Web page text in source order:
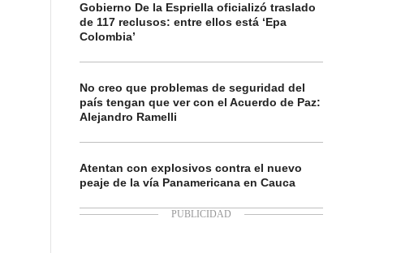
Gobierno De la Espriella oficializó traslado
de 117 reclusos: entre ellos está ‘Epa
Colombia’
No creo que problemas de seguridad del
país tengan que ver con el Acuerdo de Paz:
Alejandro Ramelli
Atentan con explosivos contra el nuevo
peaje de la vía Panamericana en Cauca